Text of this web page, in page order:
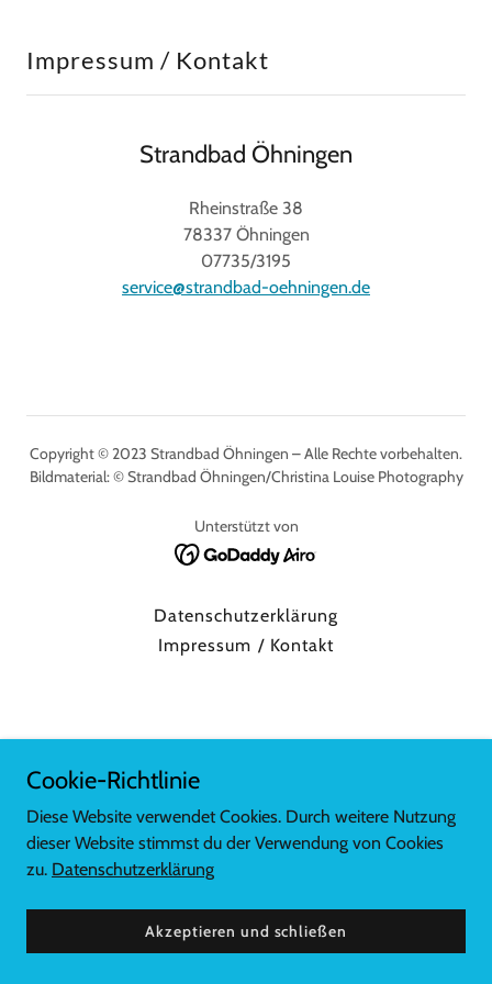
Impressum / Kontakt
Strandbad Öhningen
Rheinstraße 38
78337 Öhningen
07735/3195
service@strandbad-oehningen.de
Copyright © 2023 Strandbad Öhningen – Alle Rechte vorbehalten.
Bildmaterial: © Strandbad Öhningen/Christina Louise Photography
Unterstützt von
Datenschutzerklärung
Impressum / Kontakt
Cookie-Richtlinie
Diese Website verwendet Cookies. Durch weitere Nutzung
dieser Website stimmst du der Verwendung von Cookies
zu. Datenschutzerklärung
Akzeptieren und schließen